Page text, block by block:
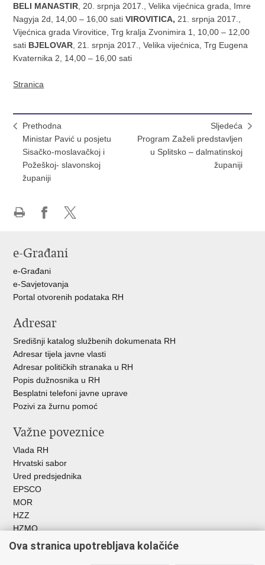
BELI MANASTIR , 20. srpnja 2017., Velika vijećnica grada, Imre
Nagyja 2d, 14,00 – 16,00 satiVIROVITICA, 21. srpnja 2017.,
Vijećnica grada Virovitice, Trg kralja Zvonimira 1, 10,00 – 12,00
sati BJELOVAR , 21. srpnja 2017., Velika vijećnica, Trg Eugena
Kvaternika 2, 14,00 – 16,00 sati
Stranica
Prethodna
Ministar Pavić u posjetu
Sisačko-moslavačkoj i
Požeškoj- slavonskoj
županiji
Sljedeća
Program Zaželi predstavljen
u Splitsko – dalmatinskoj
županiji
Facebooku
X-
e-Građani
e-Građani
e-Savjetovanja
Portal otvorenih podataka RH
Adresar
Središnji katalog službenih dokumenata RH
Adresar tijela javne vlasti
Adresar političkih stranaka u RH
Popis dužnosnika u RH
Besplatni telefoni javne uprave
Pozivi za žurnu pomoć
Važne poveznice
Vlada RH
Hrvatski sabor
Ured predsjednika
EPSCO
MOR
HZZ
HZMO
REGOS
Hrvatski zavod za socijalni rad
Ova stranica upotrebljava kolačiće